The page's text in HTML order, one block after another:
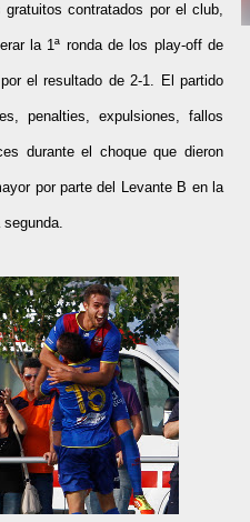
contratados por el club,
la 1ª ronda de los play-off de
el resultado de 2-1. El partido
penalties, expulsiones, fallos
durante el choque que dieron
por parte del Levante B en la